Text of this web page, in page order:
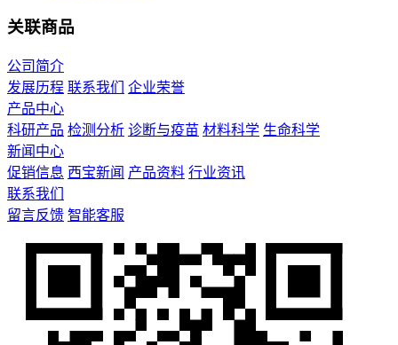
关联商品
公司简介
发展历程 联系我们
企业荣誉
产品中心
科研产品 检测分析 诊断与疫苗 材料科学 生命科学
新闻中心
促销信息 西宝新闻 产品资料 行业资讯
联系我们
留言反馈 智能客服